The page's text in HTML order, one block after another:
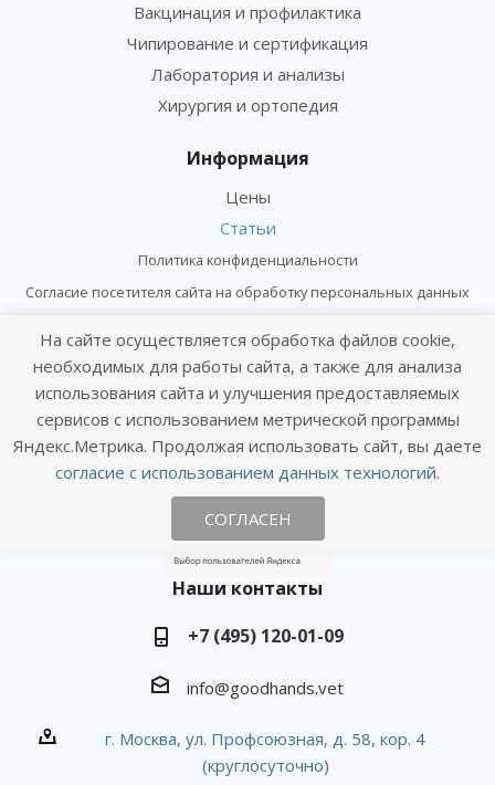
Вакцинация и профилактика
Чипирование и сертификация
Лаборатория и анализы
Хирургия и ортопедия
Информация
Цены
Статьи
Политика конфиденциальности
Согласие посетителя сайта на обработку персональных данных
Онлайн консультация
Оставайтесь на связи
Наши контакты
+7 (495) 120-01-09
info@goodhands.vet
г. Москва, ул. Профсоюзная, д. 58, кор. 4
(круглосуточно)
На сайте осуществляется обработка файлов cookie,
необходимых для работы сайта, а также для анализа
использования сайта и улучшения предоставляемых
сервисов с использованием метрической программы
Яндекс.Метрика. Продолжая использовать сайт, вы даете
согласие с использованием данных технологий.
СОГЛАСЕН